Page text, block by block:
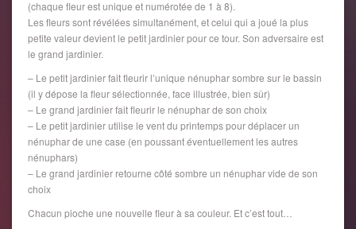
(chaque fleur est unique et numérotée de 1 à 8).
Les fleurs sont révélées simultanément, et celui qui a joué la plus
petite valeur devient le petit jardinier pour ce tour. Son adversaire est
le grand jardinier.
– Le petit jardinier fait fleurir l’unique nénuphar sombre sur le bassin
(il y dépose la fleur sélectionnée, face illustrée, bien sûr)
– Le grand jardinier fait fleurir le nénuphar de son choix
– Le petit jardinier utilise le vent du printemps pour déplacer un
nénuphar de une case (en poussant éventuellement les autres
nénuphars)
– Le grand jardinier retourne côté sombre un nénuphar vide de son
choix
Chacun pioche une nouvelle fleur à sa couleur. Et c’est tout…